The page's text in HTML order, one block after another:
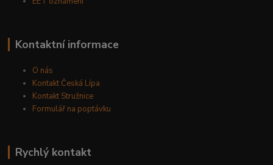
Kontaktní informace
O nás
Kontakt Česká Lípa
Kontakt Stružnice
Formulář na poptávku
Rychlý kontakt